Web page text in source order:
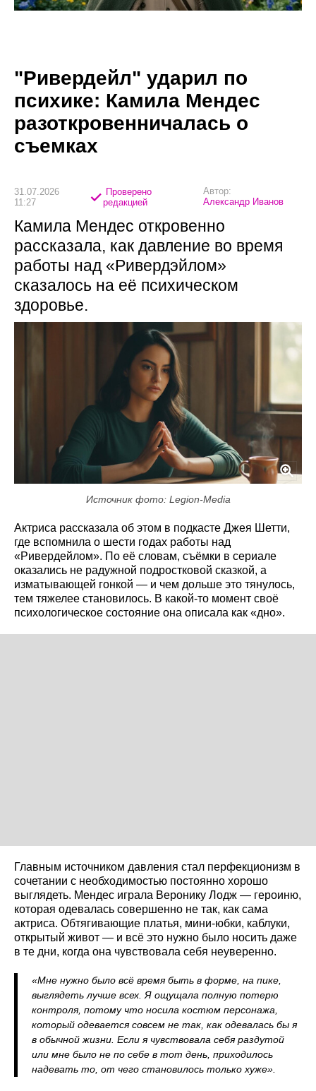
"Ривердейл" ударил по
психике: Камила Мендес
разоткровенничалась о
съемках
31.07.2026
11:27
Проверено
редакцией
Автор:
Александр Иванов
Камила Мендес откровенно
рассказала, как давление во время
работы над «Ривердэйлом»
сказалось на её психическом
здоровье.
Источник фото: Legion-Media
Актриса рассказала об этом в подкасте Джея Шетти,
где вспомнила о шести годах работы над
«Ривердейлом». По её словам, съёмки в сериале
оказались не радужной подростковой сказкой, а
изматывающей гонкой — и чем дольше это тянулось,
тем тяжелее становилось. В какой-то момент своё
психологическое состояние она описала как «дно».
Главным источником давления стал перфекционизм в
сочетании с необходимостью постоянно хорошо
выглядеть. Мендес играла Веронику Лодж — героиню,
которая одевалась совершенно не так, как сама
актриса. Обтягивающие платья, мини-юбки, каблуки,
открытый живот — и всё это нужно было носить даже
в те дни, когда она чувствовала себя неуверенно.
«Мне нужно было всё время быть в форме, на пике,
выглядеть лучше всех. Я ощущала полную потерю
контроля, потому что носила костюм персонажа,
который одевается совсем не так, как одевалась бы я
в обычной жизни. Если я чувствовала себя раздутой
или мне было не по себе в тот день, приходилось
надевать то, от чего становилось только хуже».